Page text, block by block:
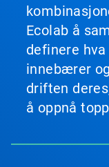
Ecolab å
definere
innebærer
driften
å oppnå